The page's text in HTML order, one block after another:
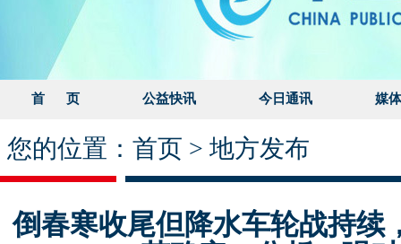
首 页 公益快讯 今日通讯 媒
您的位置： 首页 > 地方发布
倒春寒收尾但降水车轮战持续